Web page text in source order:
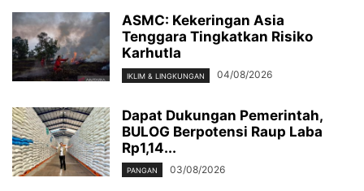
ASMC: Kekeringan Asia
Tenggara Tingkatkan Risiko
Karhutla
IKLIM & LINGKUNGAN 04/08/2026
Dapat Dukungan Pemerintah,
BULOG Berpotensi Raup Laba
Rp1,14...
PANGAN 03/08/2026